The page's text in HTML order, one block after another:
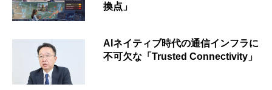
換点」
AIネイティブ時代の通信インフラに
不可欠な「Trusted Connectivity」